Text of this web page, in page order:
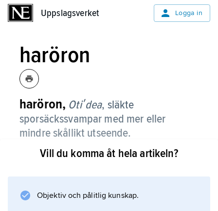
Uppslagsverket Logga in
haröron
haröron, Otiʹdea, släkte
sporsäckssvampar med mer eller
mindre skållikt utseende.
I Sverige förekommer drygt 10 arter.
Vill du komma åt hela artikeln?
Objektiv och pålitlig kunskap.